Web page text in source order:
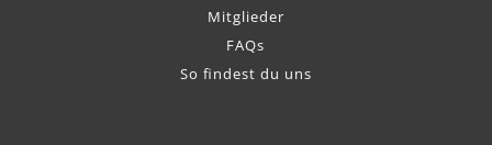
Mitglieder
FAQs
So findest du uns